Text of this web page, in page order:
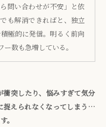
問い合わせが不安」と依
も解消できればと、独立
極的に発信。明るく前向
数も急増している。
突したり、悩みすぎて気分
捉えられなくなってしまう…
。